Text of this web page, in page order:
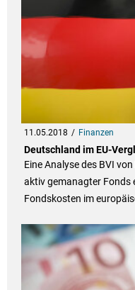
11.05.2018 Finanzen
Deutschland im EU-
Eine Analyse des BVI
aktiv gemanagter Fonds
Fondskosten im